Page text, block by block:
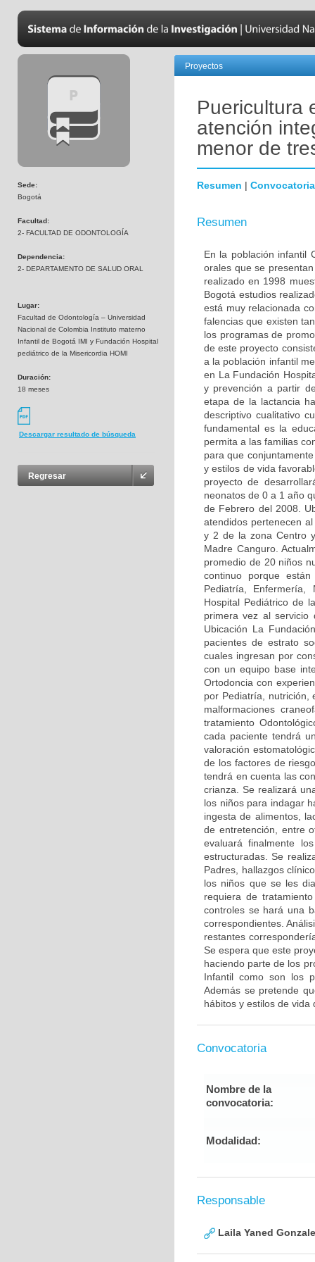
Sede:
Bogotá
Facultad:
2- FACULTAD DE ODONTOLOGÍA
Dependencia:
2- DEPARTAMENTO DE SALUD ORAL
Lugar:
Facultad de Odontología – Universidad
Nacional de Colombia Instituto materno
Infantil de Bogotá IMI y Fundación Hospital
pediátrico de la Misericordia HOMI
Duración:
18 meses
Descargar resultado de búsqueda
Regresar
Proyectos
Puericultura
atención
menor de
Resumen | Convocatoria
Resumen
En la población infantil
orales que se
realizado en 1998
Bogotá estudios
está muy relacionada
falencias que existen
los programas de
de este proyecto
a la población infantil
en La Fundación
y prevención a partir
etapa de la lactancia
descriptivo cualitativo
fundamental es la
permita a las familias
para que
y estilos de vida
proyecto de
neonatos de 0 a 1 año
de Febrero del 2008.
atendidos pertenecen
y 2 de la zona Centro
Madre Canguro.
promedio de 20 niños
continuo porque
Pediatría, Enfermería,
Hospital Pediátrico de
primera vez al
Ubicación La
pacientes de estrato
cuales ingresan por
con un equipo base
Ortodoncia con
por Pediatría, nutrición,
malformaciones
tratamiento
cada paciente tendrá
valoración
de los factores de
tendrá en cuenta las
crianza. Se realizará
los niños para indagar
ingesta de alimentos,
de entretención, entre
evaluará finalmente
estructuradas. Se
Padres, hallazgos
los niños que se les
requiera de
controles se hará una
correspondientes.
restantes
Se espera que este
haciendo parte de los
Infantil como son los
Además se pretende
hábitos y estilos de
Convocatoria
Nombre de la
convocatoria:
Modalidad:
Responsable
Laila Yaned